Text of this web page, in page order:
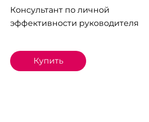
Консультант по личной
эффективности руководителя
Купить